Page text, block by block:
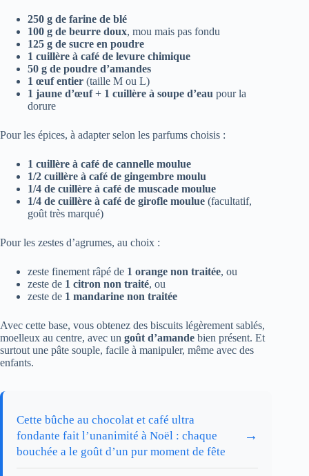
250 g de farine de blé
100 g de beurre doux, mou mais pas fondu
125 g de sucre en poudre
1 cuillère à café de levure chimique
50 g de poudre d’amandes
1 œuf entier (taille M ou L)
1 jaune d’œuf+ 1 cuillère à soupe d’eau pour la
dorure
Pour les épices, à adapter selon les parfums choisis :
1 cuillère à café de cannelle moulue
1/2 cuillère à café de gingembre moulu
1/4 de cuillère à café de muscade moulue
1/4 de cuillère à café de girofle moulue (facultatif,
goût très marqué)
Pour les zestes d’agrumes, au choix :
zeste finement râpé de 1 orange non traitée, ou
zeste de 1 citron non traité, ou
zeste de 1 mandarine non traitée
Avec cette base, vous obtenez des biscuits légèrement sablés,
moelleux au centre, avec un goût d’amande bien présent. Et
surtout une pâte souple, facile à manipuler, même avec des
enfants.
Cette bûche au chocolat et café ultra
fondante fait l’unanimité à Noël : chaque
bouchée a le goût d’un pur moment de fête
→